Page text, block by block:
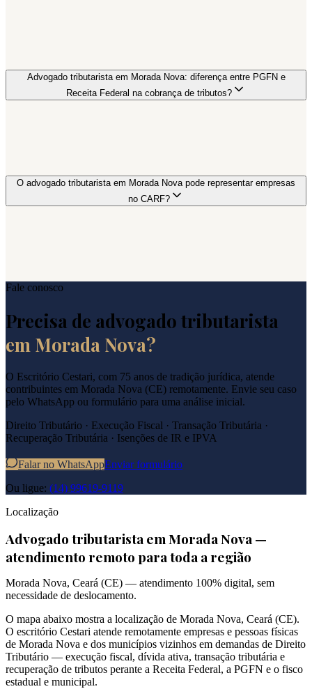
Advogado tributarista em Morada Nova: diferença entre PGFN e
Receita Federal na cobrança de tributos?
O advogado tributarista em Morada Nova pode representar empresas
no CARF?
Fale conosco
Precisa de advogado tributarista
em Morada Nova?
O Escritório Cestari, com 75 anos de tradição jurídica, atende
contribuintes em Morada Nova (CE) remotamente. Envie seu caso
pelo WhatsApp ou formulário para uma análise inicial.
Direito Tributário · Execução Fiscal · Transação Tributária ·
Recuperação Tributária · Isenções de IR e IPVA
Falar no WhatsAppEnviar formulário
Ou ligue: (14) 99619-9119
Localização
Advogado tributarista emMorada Nova —
atendimento remoto para toda a região
Morada Nova, Ceará (CE) — atendimento 100% digital, sem
necessidade de deslocamento.
O mapa abaixo mostra a localização de Morada Nova, Ceará (CE).
O escritório Cestari atende remotamente empresas e pessoas físicas
de Morada Nova e dos municípios vizinhos em demandas de Direito
Tributário — execução fiscal, dívida ativa, transação tributária e
recuperação de tributos perante a Receita Federal, a PGFN e o fisco
estadual e municipal.